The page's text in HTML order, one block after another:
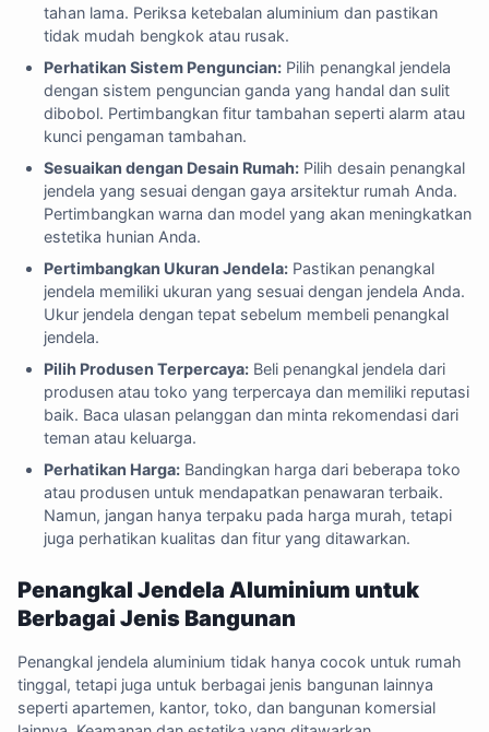
tahan lama. Periksa ketebalan aluminium dan pastikan
tidak mudah bengkok atau rusak.
Perhatikan Sistem Penguncian: Pilih penangkal jendela
dengan sistem penguncian ganda yang handal dan sulit
dibobol. Pertimbangkan fitur tambahan seperti alarm atau
kunci pengaman tambahan.
Sesuaikan dengan Desain Rumah: Pilih desain penangkal
jendela yang sesuai dengan gaya arsitektur rumah Anda.
Pertimbangkan warna dan model yang akan meningkatkan
estetika hunian Anda.
Pertimbangkan Ukuran Jendela: Pastikan penangkal
jendela memiliki ukuran yang sesuai dengan jendela Anda.
Ukur jendela dengan tepat sebelum membeli penangkal
jendela.
Pilih Produsen Terpercaya: Beli penangkal jendela dari
produsen atau toko yang terpercaya dan memiliki reputasi
baik. Baca ulasan pelanggan dan minta rekomendasi dari
teman atau keluarga.
Perhatikan Harga: Bandingkan harga dari beberapa toko
atau produsen untuk mendapatkan penawaran terbaik.
Namun, jangan hanya terpaku pada harga murah, tetapi
juga perhatikan kualitas dan fitur yang ditawarkan.
Penangkal Jendela Aluminium untuk
Berbagai Jenis Bangunan
Penangkal jendela aluminium tidak hanya cocok untuk rumah
tinggal, tetapi juga untuk berbagai jenis bangunan lainnya
seperti apartemen, kantor, toko, dan bangunan komersial